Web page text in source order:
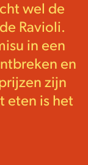
wel de
Ravioli.
in een
en
zijn
eten is het